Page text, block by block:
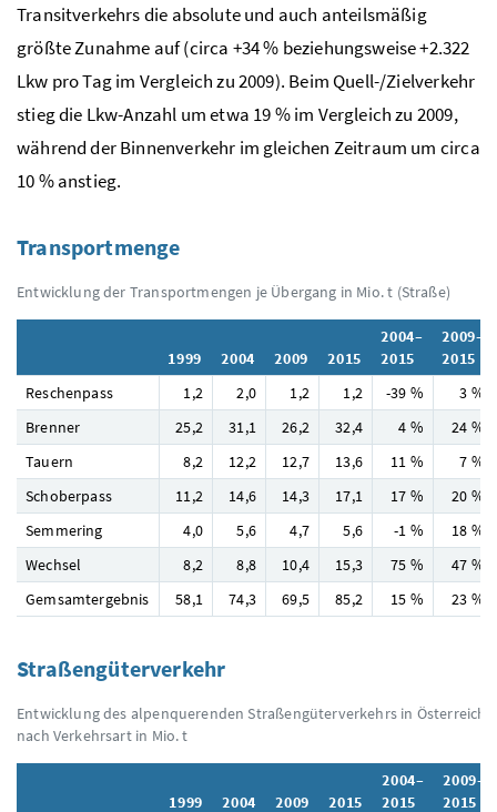
Transitverkehrs die absolute und auch anteilsmäßig
größte Zunahme auf (circa +34 % beziehungsweise +2.322
Lkw pro Tag im Vergleich zu 2009). Beim Quell-/Zielverkehr
stieg die Lkw-Anzahl um etwa 19 % im Vergleich zu 2009,
während der Binnenverkehr im gleichen Zeitraum um circa
10 % anstieg.
Transportmenge
Entwicklung der Transportmengen je Übergang in Mio. t (Straße)
1999 2004 2009 2015
2004–
2015
2009–
2015
Reschenpass
1,2 2,0 1,2 1,2 -39 %
3 %
Brenner
25,2 31,1 26,2 32,4 4 %
24 %
Tauern
8,2 12,2 12,7 13,6 11 %
7 %
Schoberpass
11,2 14,6 14,3 17,1 17 %
20 %
Semmering
4,0 5,6 4,7 5,6 -1 %
18 %
Wechsel
8,2 8,8 10,4 15,3 75 %
47 %
Gemsamtergebnis
58,1 74,3 69,5 85,2 15 % 23 %
Straßengüterverkehr
Entwicklung des alpenquerenden Straßengüterverkehrs in Österreich
nach Verkehrsart in Mio. t
1999 2004 2009 2015
2004–
2015
2009–
2015